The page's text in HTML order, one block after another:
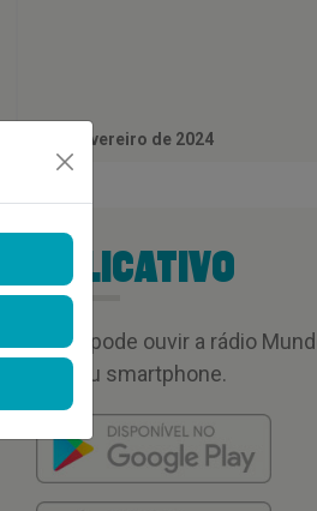
21 de fevereiro de 2024
APLICATIVO
Você pode ouvir a rádio
no seu smartphone.